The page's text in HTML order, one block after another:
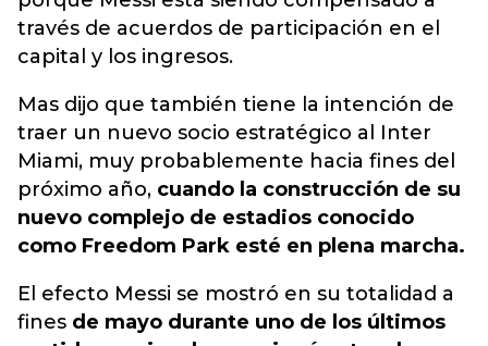
través de acuerdos de participación en el
capital y los ingresos.
Mas dijo que también tiene la intención de
traer un nuevo socio estratégico al Inter
Miami, muy probablemente hacia fines del
próximo año, cuando la construcción de su
nuevo complejo de estadios conocido
como Freedom Park esté en plena marcha.
El efecto Messi se mostró en su totalidad a
fines de mayo durante uno de los últimos